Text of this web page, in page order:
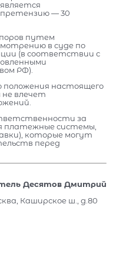
— 30
путем
в суде по
(в соответствии с
РФ).
положения настоящего
влечет
за
платежные системы,
которые могут
перед
Десятов Дмитрий
Каширское ш., д.80